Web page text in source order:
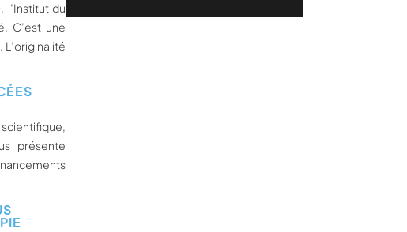
du
C’est une
présente